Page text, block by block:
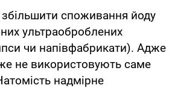
споживання йоду
ультраоброблених
чи напівфабрикати). Адже
не використовують саме
надмірне